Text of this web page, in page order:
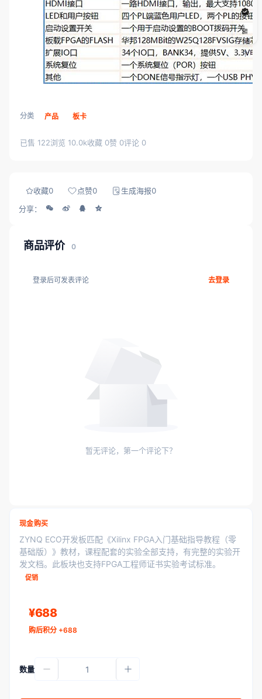
分类 产品 板卡
已售 122浏览 10.0k收藏 0赞 0评论 0
收藏0 点赞0 生成海报0
分享：
商品评价 0
登录后可发表评论 去登录
暂无评论，第一个评论下？
现金购买
ZYNQ ECO开发板匹配《Xilinx FPGA入门基础指导教程（零
基础版）》教材，课程配套的实验全部支持，有完整的实验开
发文档。此板块也支持FPGA工程师证书实验考试标准。
促销
¥688
购后积分 +688
数量